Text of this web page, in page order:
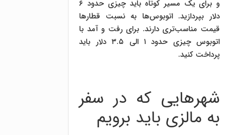
و برای یک مسیر کوتاه باید چیزی حدود ۶
دلار بپردازید. اتوبوس‌ها به نسبت قطار‌ها
قیمت مناسب‌تری دارند. برای رفت و آمد با
اتوبوس چیزی حدود ۱ الی ۳.۵ دلار باید
پرداخت کنید.
شهر‌هایی که در سفر
به مالزی باید برویم